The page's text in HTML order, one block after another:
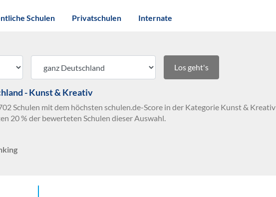
Schulen Privatschulen Internate
Los geht's
- Kunst & Kreativ
Schulen mit dem höchsten schulen.de-Score in der Kategorie Kunst & Kreativ
20 % der bewerteten Schulen dieser Auswahl.